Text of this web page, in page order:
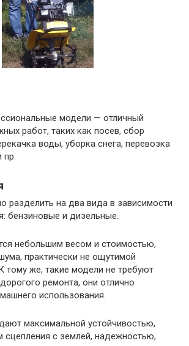
модели — отличный
работ, таких как посев, сбор
воды, уборка снега, перевозка
пр.
разделить на два вида в зависимости
бензиновые и дизельные.
небольшим весом и стоимостью,
практически не ощутимой
тому же, такие модели не требуют
ремонта, они отлично
использования.
максимальной устойчивостью,
сцепления с землей, надежностью,